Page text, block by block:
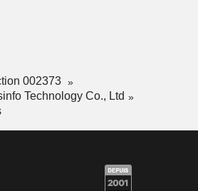
002373
Technology Co., Ltd